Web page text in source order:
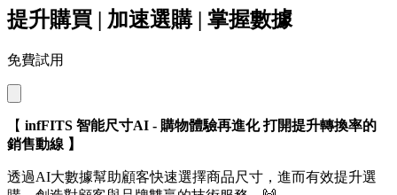
提升購買 | 加速選購 | 掌握數據
免費試用
【 infFITS 智能尺寸AI - 購物體驗再進化 打開提升轉換率的
銷售動線 】
透過AI大數據幫助顧客快速選擇商品尺寸，進而有效提升選